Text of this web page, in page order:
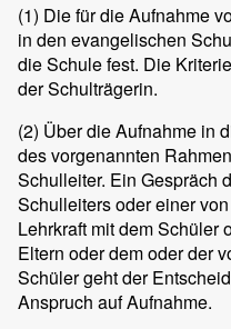
(1) Die für die Aufnahme
in den evangelischen
die Schule fest. Die
der Schulträgerin.
(2) Über die Aufnahme in
des vorgenannten
Schulleiter. Ein Gespräch
Schulleiters oder einer
Lehrkraft mit dem Schüler
Eltern oder dem oder der
Schüler geht der
Anspruch auf Aufnahme.